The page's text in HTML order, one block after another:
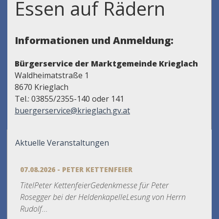
Essen auf Rädern
Informationen und Anmeldung:
Bürgerservice der Marktgemeinde Krieglach
Waldheimatstraße 1
8670 Krieglach
Tel.: 03855/2355-140 oder 141
buergerservice@krieglach.gv.at
Aktuelle Veranstaltungen
07.08.2026 - PETER KETTENFEIER
TitelPeter KettenfeierGedenkmesse für Peter
Rosegger bei der HeldenkapelleLesung von Herrn
Rudolf...